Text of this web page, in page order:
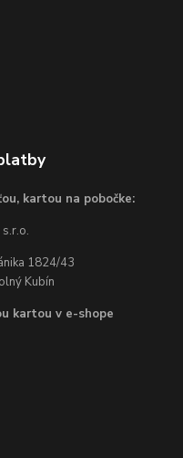
kartou na pobočke:
1824/43
Kubín
kartou v e-shope